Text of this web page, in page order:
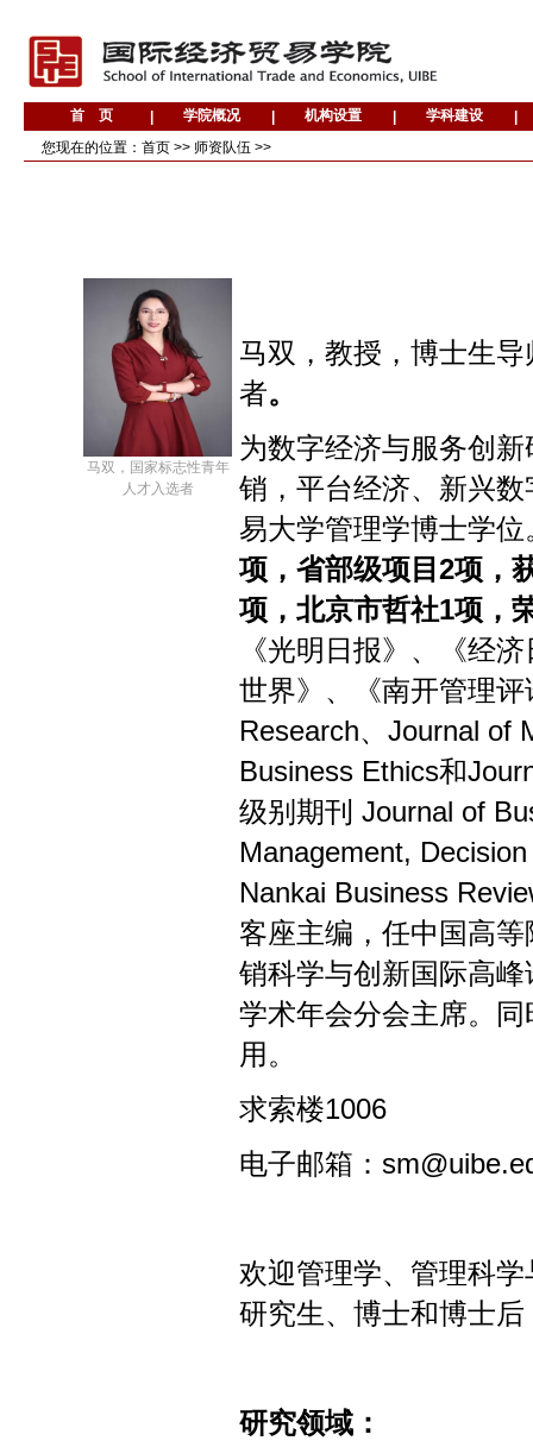
您现在的位置： 首页 >> 师资队伍 >>
马双，国家标志性青年
人才入选者
马双， 教授，博士生
者。
为数字经济与服务创
销，平台经济、新兴
易大学管理学博士学位
项，省部级项目 2项，
项，北京市哲社1项，
《光明日报》、《经
世界》、《南开管理评
Research、 Journal of
Business Ethics和
级别期刊 Journal of
Management,
Nankai Business
客座主编，任中国高
销科学与创新国际高
学术年会分会主席。
用。
求索楼1006
电子邮箱：
欢迎管理学、管理科
研究生、博士和博士后
研究领域：